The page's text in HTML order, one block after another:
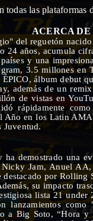
todas las plataformas
ACERCA
del reguetón
24 años, acumula
y una
3.5 millones
álbum debut
además de un
de vistas en
rápidamente
Año en los Latin
Juventud.
demostrado una
Jam, Anuel
por
su impacto
lista 21
lanzamientos
a Big Soto, “Hora